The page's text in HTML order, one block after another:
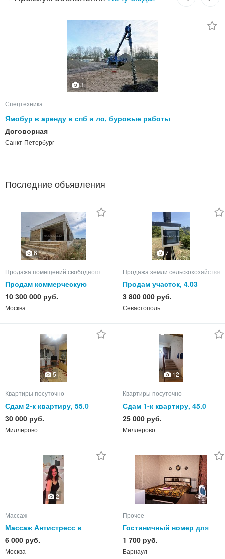
3
Спецтехника
Ямобур в аренду в спб и ло, буровые работы
Договорная
Санкт-Петербург
Последние объявления
6
Продажа помещений свободного назначения
Продам коммерческую
недвижимость
10 300 000 руб.
Москва
7
Продажа земли
Продам участок, 4.03
3 800 000 руб.
Севастополь
5
Квартиры посуточно
Сдам 2-к квартиру, 55.0
кв.м, этаж 4 из 5
30 000 руб.
Миллерово
12
Квартиры посуточно
Сдам 1-к квартиру, 45.0
кв.м, этаж 1 из 3
25 000 руб.
Миллерово
2
Массаж
Массаж Антистресс в
домашней обстановке
6 000 руб.
Москва
Прочее
Гостиничный номер для
семьи с несколькими
детьми
1 700 руб.
Барнаул